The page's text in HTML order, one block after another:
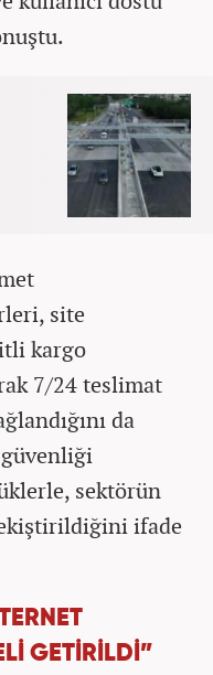
site
kargo
7/24 teslimat
da
sektörün
ifade
GETİRİLDİ”